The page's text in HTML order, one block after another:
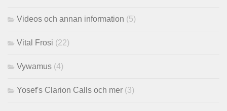
Videos och annan information (5)
Vital Frosi (22)
Vywamus (4)
Yosef's Clarion Calls och mer (3)